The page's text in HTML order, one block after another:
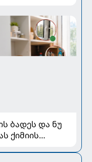
ბადეს და ნუ
ქიმიის